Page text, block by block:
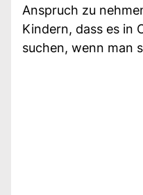
Anspruch zu
Kindern, dass es in
suchen, wenn man